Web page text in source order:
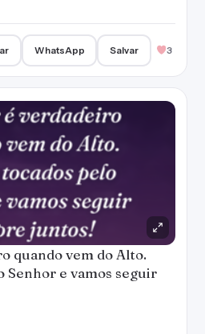
WhatsApp Salvar 3
quando vem do Alto.
Senhor e vamos seguir